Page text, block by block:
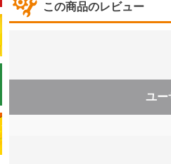
この商品のレビュー
ユー